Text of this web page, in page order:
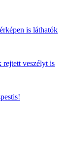
is láthatók
rejtett veszélyt is